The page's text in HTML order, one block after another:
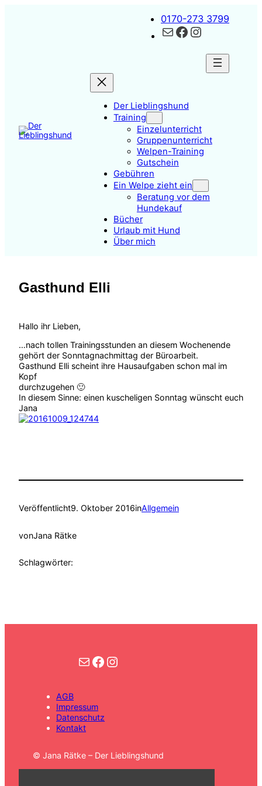
0170-273 3799
Kontakt
Facebook
Instagram
Der Lieblingshund
Training
Einzelunterricht
Gruppenunterricht
Welpen-Training
Gutschein
Gebühren
Ein Welpe zieht ein
Beratung vor dem
Hundekauf
Bücher
Urlaub mit Hund
Über mich
Gasthund Elli
Hallo ihr Lieben,
…nach tollen Trainingsstunden an diesem Wochenende
gehört der Sonntagnachmittag der Büroarbeit.
Gasthund Elli scheint ihre Hausaufgaben schon mal im
Kopf
durchzugehen 🙂
In diesem Sinne: einen kuscheligen Sonntag wünscht euch
Jana
Veröffentlicht9. Oktober 2016inAllgemein
vonJana Rätke
Schlagwörter:
Kontakt
Facebook
Instagram
AGB
Impressum
Datenschutz
Kontakt
©️ Jana Rätke – Der Lieblingshund